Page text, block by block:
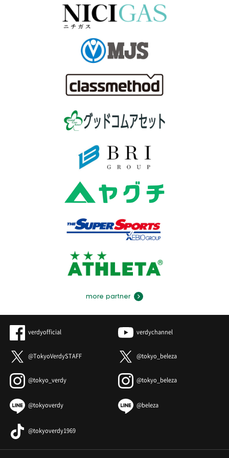
more partner
verdyofficial verdychannel
@TokyoVerdySTAFF @tokyo_beleza
@tokyo_verdy @tokyo_beleza
@tokyoverdy @beleza
@tokyoverdy1969